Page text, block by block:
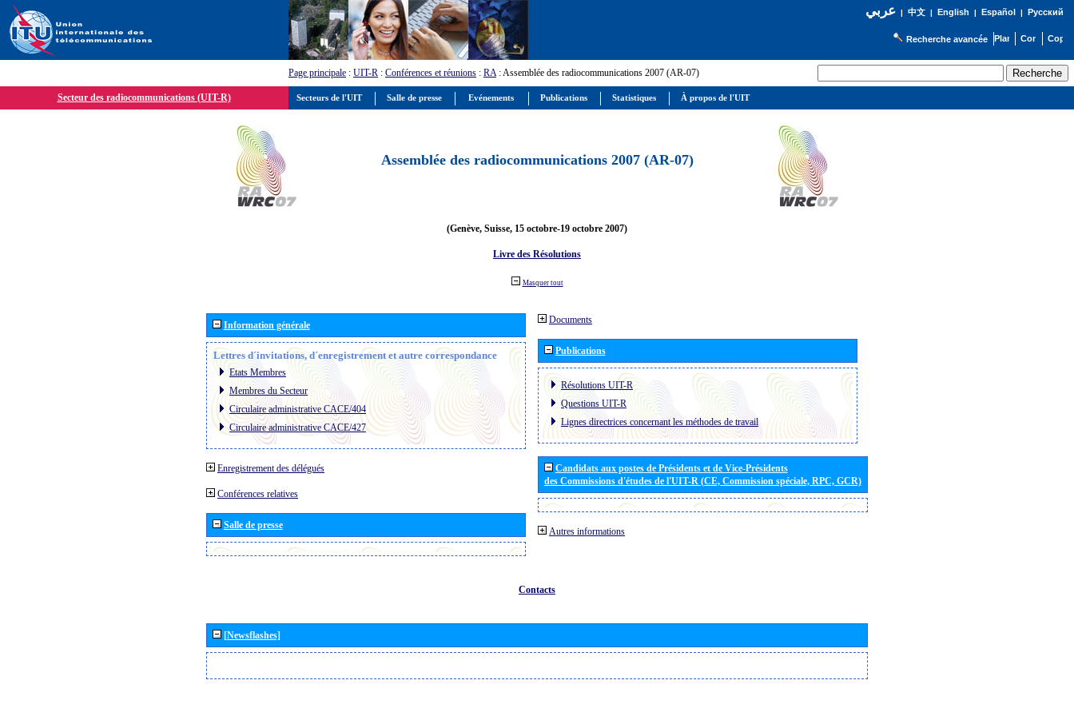
عربي| 中文| English | Español | Русский
Recherche avancée
Page principale : UIT-R : Conférences et réunions : RA: Assemblée des radiocommunications 2007 (AR-07)
Secteur des radiocommunications (UIT-R)
Assemblée des radiocommunications 2007 (AR-07)
(Genève, Suisse, 15 octobre-19 octobre 2007)
Livre des Résolutions
Masquer tout
Information générale
Lettres d´invitations, d´enregistrement et autre correspondance
Etats Membres
Membres du Secteur
Circulaire administrative CACE/404
Circulaire administrative CACE/427
Enregistrement des délégués
Conférences relatives
Salle de presse
Documents
Publications
Résolutions UIT-R
Questions UIT-R
Lignes directrices concernant les méthodes de travail
Candidats aux postes de Présidents et de Vice-Présidents
des Commissions d'études de l'UIT-R (CE, Commission spéciale, RPC, GCR)
Autres informations
Contacts
[Newsflashes]
Secteurs de l'UIT Salle de presse Evénements Publications Statistiques À propos de l'UIT